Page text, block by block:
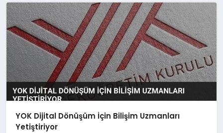
YOK Dijital Dönüşüm İçin Bilişim Uzmanları
Yetiştiriyor